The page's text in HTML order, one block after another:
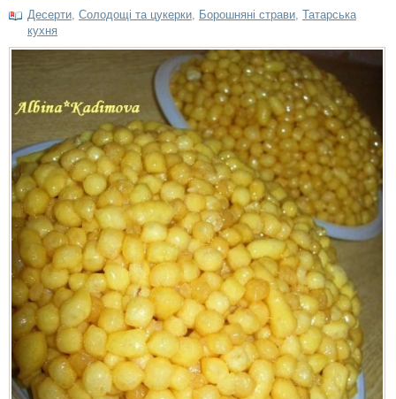
Десерти Солодощі та цукерки Борошняні страви Татарська
кухня